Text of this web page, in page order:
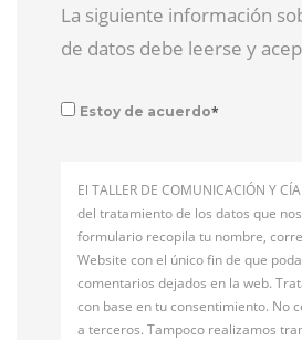
La siguiente información
de datos debe leerse y
Estoy de acuerdo*
El TALLER DE COMUNICACIÓN Y
del tratamiento de los datos que
formulario recopila tu nombre,
Website con el único fin de que
comentarios dejados en la web.
con base en tu consentimiento. No
a terceros. Tampoco realizamos